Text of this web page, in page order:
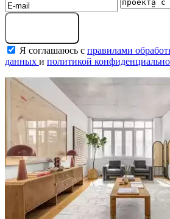
Я соглашаюсь с правилами
данных и политикой